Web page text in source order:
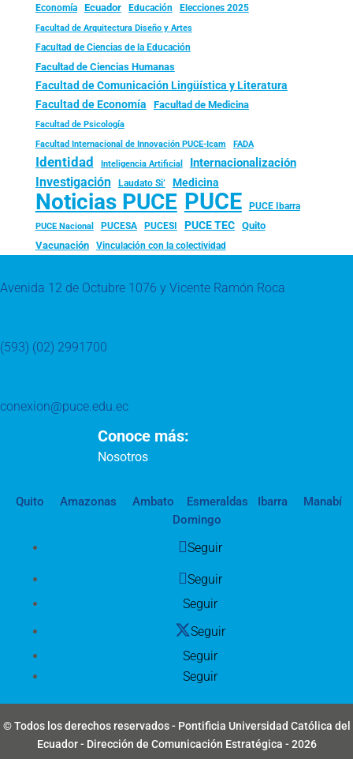
Economía Ecuador Educación Elecciones 2025
Facultad de Arquitectura Diseño y Artes
Facultad de Ciencias de la Educación
Facultad de Ciencias Humanas
Facultad de Comunicación Lingüística y Literatura
Facultad de Economía Facultad de Medicina
Facultad de Psicología
Facultad Internacional de Innovación PUCE-Icam FADA
Identidad Inteligencia Artificial Internacionalización
Investigación Laudato Si’ Medicina
Noticias PUCE PUCE PUCE Ibarra
PUCE Nacional PUCESA PUCESI PUCE TEC
Quito
Vacunación
Vinculación con la colectividad
Avenida 12 de Octubre 1076 y Vicente Ramón Roca
(593) (02) 2991700
conexion@puce.edu.ec
Conoce más:
Nosotros
Quito Amazonas Ambato Esmeraldas Ibarra
Manabí
Domingo
Seguir
Seguir
Seguir
Seguir
Seguir
Seguir
© Todos los derechos reservados - Pontificia Universidad Católica del
Ecuador - Dirección de Comunicación Estratégica - 2026